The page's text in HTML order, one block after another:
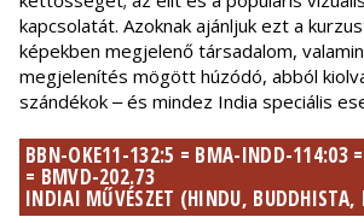
kapcsolatát. Azoknak ajánljuk ezt a
képekben megjelenő társadalom,
megjelenítés mögött húzódó, abból
szándékok ‒ és mindez India speciális
BBN-OKE11-132:5 = BMA-INDD-114:03
= BMVD-202.73
INDIAI MŰVÉSZET (HINDU, BUDDHISTA,